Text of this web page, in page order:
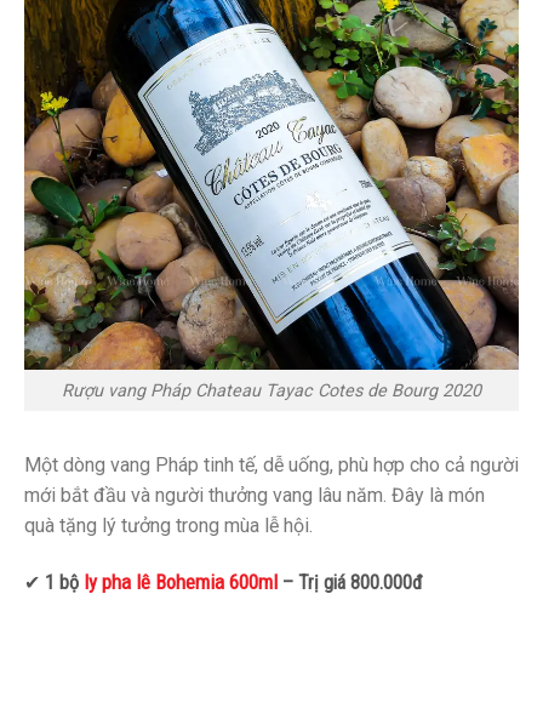
Rượu vang Pháp Chateau Tayac Cotes de Bourg 2020
Một dòng vang Pháp tinh tế, dễ uống, phù hợp cho cả người
mới bắt đầu và người thưởng vang lâu năm. Đây là món
quà tặng lý tưởng trong mùa lễ hội.
✔ 1 bộ ly pha lê Bohemia 600ml – Trị giá 800.000đ